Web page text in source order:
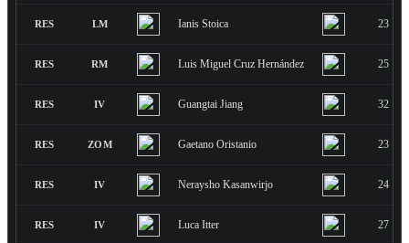
RES LM Ianis Stoica 23
RES RM Luis Miguel Cruz Hernández 25
RES IV Guangtai Jiang 32
RES ZOM Gaetano Oristanio 23
RES IV Neraysho Kasanwirjo 24
RES IV Luca Itter 27